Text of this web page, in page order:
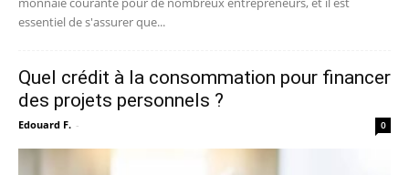
essentiel de s'assurer que...
Quel crédit à la consommation pour financer
des projets personnels ?
Edouard F. - 0